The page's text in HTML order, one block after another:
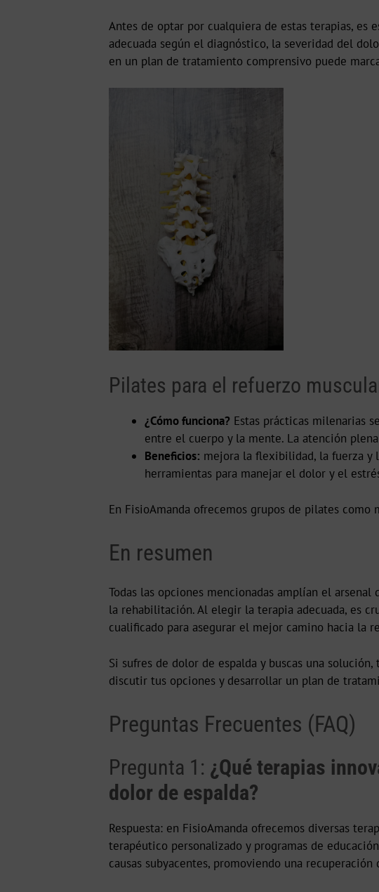
Antes de optar por cualquiera de estas terapias, es
adecuada según el diagnóstico, la severidad del
en un plan de tratamiento comprensivo puede
Pilates para el refuerzo
¿Cómo funciona? Estas prácticas milenarias
entre el cuerpo y la mente. La atención
Beneficios: mejora la flexibilidad, la fuerza y
herramientas para manejar el dolor y el
En FisioAmanda ofrecemos grupos de pilates
En resumen
Todas las opciones mencionadas amplían el
la rehabilitación. Al elegir la terapia adecuada, es
cualificado para asegurar el mejor camino hacia la
Si sufres de dolor de espalda y buscas una
discutir tus opciones y desarrollar un plan de
Preguntas Frecuentes (FAQ)
Pregunta 1: ¿Qué terapias
dolor de espalda?
Respuesta: en FisioAmanda ofrecemos diversas
terapéutico personalizado y programas de
causas subyacentes, promoviendo una recuperación